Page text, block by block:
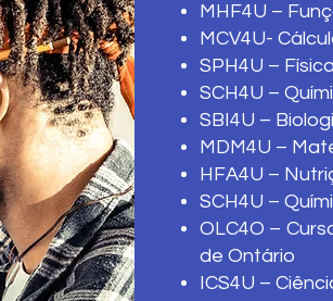
MHF4U –
MCV4U-
SPH4U – Física
SCH4U –
SBI4U –
MDM4U –
HFA4U –
SCH4U –
OLC4O –
de Ontário
ICS4U –